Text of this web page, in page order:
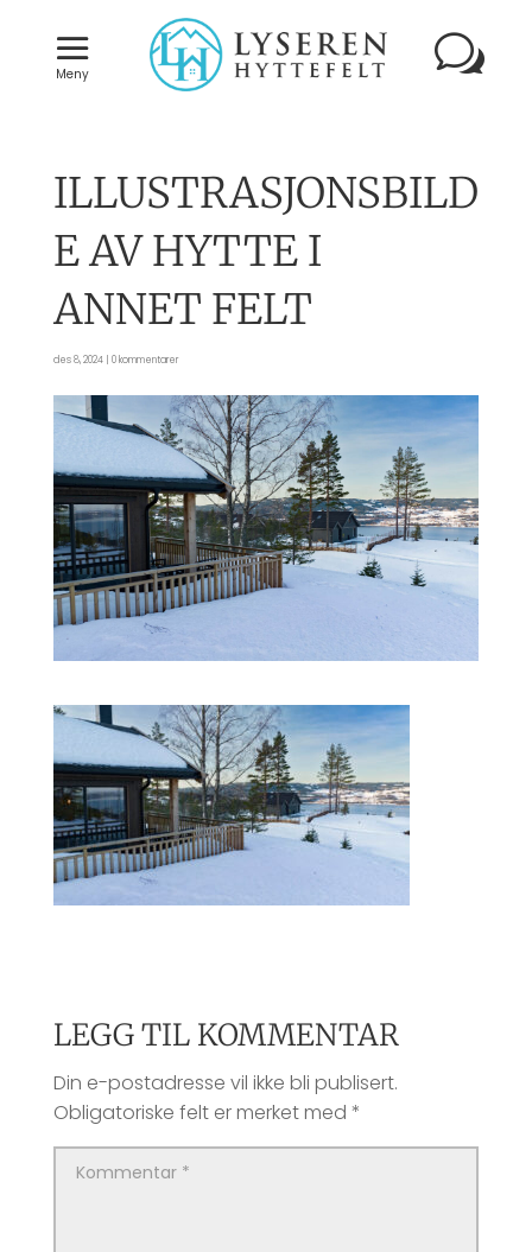
Meny
ILLUSTRASJONSBILD
E AV HYTTE I
ANNET FELT
des 8, 2024| 0 kommentarer
LEGG TIL KOMMENTAR
Din e-postadresse vil ikke bli publisert.
Obligatoriske felt er merket med *